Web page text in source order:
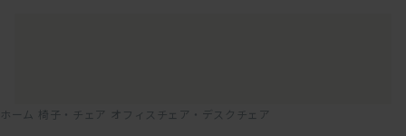
ホーム 椅子・チェア オフィスチェア・デスクチェア